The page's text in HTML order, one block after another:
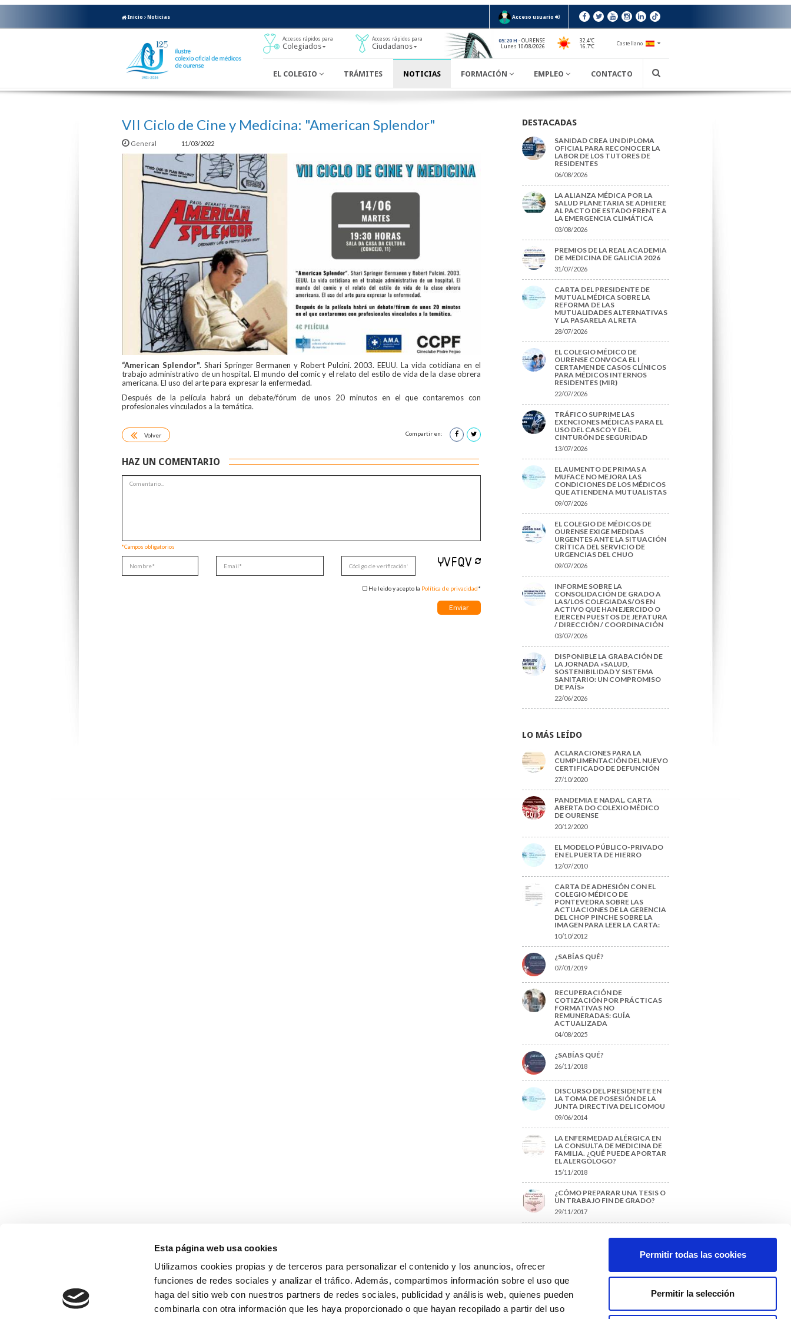
Esta página web usa cookies
Utilizamos cookies propias y de terceros para personalizar el contenido y los anuncios, ofrecer
funciones de redes sociales y analizar el tráfico. Además, compartimos información sobre el uso que
haga del sitio web con nuestros partners de redes sociales, publicidad y análisis web, quienes pueden
combinarla con otra información que les haya proporcionado o que hayan recopilado a partir del uso
Permitir todas las cookies
Permitir la selección
Inicio Noticias Acceso usuario
Accesos rápidos para
Colegiados
Accesos rápidos para
Ciudadanos
05:20 H - OURENSE
Lunes 10/08/2026
32.4ºC
16.7ºC
Castellano
EL COLEGIO TRÁMITES NOTICIAS FORMACIÓN EMPLEO CONTACTO
VII Ciclo de Cine y Medicina: "American Splendor"
General 11/03/2022
“American Splendor". Shari Springer Bermanen y Robert Pulcini. 2003. EEUU. La vida cotidiana en el
trabajo administrativo de un hospital. El mundo del comic y el relato del estilo de vida de la clase obrera
americana. El uso del arte para expresar la enfermedad.
Después de la película habrá un debate/fórum de unos 20 minutos en el que contaremos con
profesionales vinculados a la temática.
Volver Compartir en:
HAZ UN COMENTARIO
*Campos obligatorios
He leido y acepto la Política de privacidad*
DESTACADAS
SANIDAD CREA UN DIPLOMA
OFICIAL PARA RECONOCER LA
LABOR DE LOS TUTORES DE
RESIDENTES
06/08/2026
LA ALIANZA MÉDICA POR LA
SALUD PLANETARIA SE ADHIERE
AL PACTO DE ESTADO FRENTE A
LA EMERGENCIA CLIMÁTICA
03/08/2026
PREMIOS DE LA REAL ACADEMIA
DE MEDICINA DE GALICIA 2026
31/07/2026
CARTA DEL PRESIDENTE DE
MUTUAL MÉDICA SOBRE LA
REFORMA DE LAS
MUTUALIDADES ALTERNATIVAS
Y LA PASARELA AL RETA
28/07/2026
EL COLEGIO MÉDICO DE
OURENSE CONVOCA EL I
CERTAMEN DE CASOS CLÍNICOS
PARA MÉDICOS INTERNOS
RESIDENTES (MIR)
22/07/2026
TRÁFICO SUPRIME LAS
EXENCIONES MÉDICAS PARA EL
USO DEL CASCO Y DEL
CINTURÓN DE SEGURIDAD
13/07/2026
EL AUMENTO DE PRIMAS A
MUFACE NO MEJORA LAS
CONDICIONES DE LOS MÉDICOS
QUE ATIENDEN A MUTUALISTAS
09/07/2026
EL COLEGIO DE MÉDICOS DE
OURENSE EXIGE MEDIDAS
URGENTES ANTE LA SITUACIÓN
CRÍTICA DEL SERVICIO DE
URGENCIAS DEL CHUO
09/07/2026
INFORME SOBRE LA
CONSOLIDACIÓN DE GRADO A
LAS/LOS COLEGIADAS/OS EN
ACTIVO QUE HAN EJERCIDO O
EJERCEN PUESTOS DE JEFATURA
/ DIRECCIÓN / COORDINACIÓN
03/07/2026
DISPONIBLE LA GRABACIÓN DE
LA JORNADA «SALUD,
SOSTENIBILIDAD Y SISTEMA
SANITARIO: UN COMPROMISO
DE PAÍS»
22/06/2026
LO MÁS LEÍDO
ACLARACIONES PARA LA
CUMPLIMENTACIÓN DEL NUEVO
CERTIFICADO DE DEFUNCIÓN
27/10/2020
PANDEMIA E NADAL. CARTA
ABERTA DO COLEXIO MÉDICO
DE OURENSE
20/12/2020
EL MODELO PÚBLICO-PRIVADO
EN EL PUERTA DE HIERRO
12/07/2010
CARTA DE ADHESIÓN CON EL
COLEGIO MÉDICO DE
PONTEVEDRA SOBRE LAS
ACTUACIONES DE LA GERENCIA
DEL CHOP PINCHE SOBRE LA
IMAGEN PARA LEER LA CARTA:
10/10/2012
¿SABÍAS QUÉ?
07/01/2019
RECUPERACIÓN DE
COTIZACIÓN POR PRÁCTICAS
FORMATIVAS NO
REMUNERADAS: GUÍA
ACTUALIZADA
04/08/2025
¿SABÍAS QUÉ?
26/11/2018
DISCURSO DEL PRESIDENTE EN
LA TOMA DE POSESIÓN DE LA
JUNTA DIRECTIVA DEL ICOMOU
09/06/2014
LA ENFERMEDAD ALÉRGICA EN
LA CONSULTA DE MEDICINA DE
FAMILIA. ¿QUÉ PUEDE APORTAR
EL ALERGÓLOGO?
15/11/2018
¿CÓMO PREPARAR UNA TESIS O
UN TRABAJO FIN DE GRADO?
29/11/2017
protección de datos